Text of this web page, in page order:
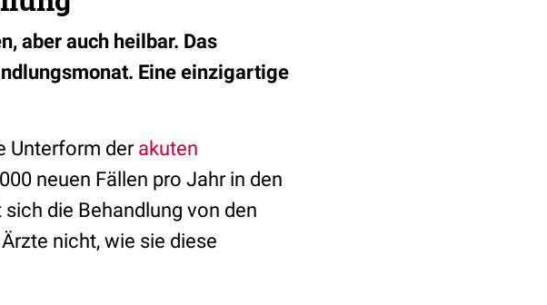
aber auch heilbar. Das
Eine einzigartige
Unterform der akuten
neuen Fällen pro Jahr in den
die Behandlung von den
nicht, wie sie diese